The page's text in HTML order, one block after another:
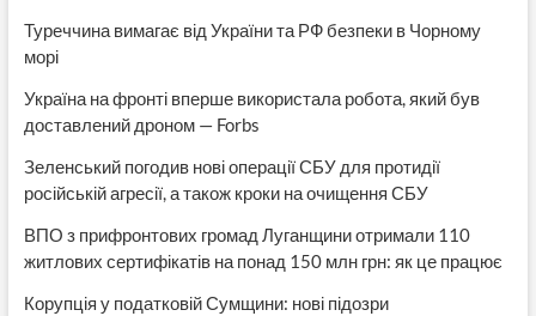
Туреччина вимагає від України та РФ безпеки в Чорному
морі
Україна на фронті вперше використала робота, який був
доставлений дроном — Forbs
Зеленський погодив нові операції СБУ для протидії
російській агресії, а також кроки на очищення СБУ
ВПО з прифронтових громад Луганщини отримали 110
житлових сертифікатів на понад 150 млн грн: як це працює
Корупція у податковій Сумщини: нові підозри